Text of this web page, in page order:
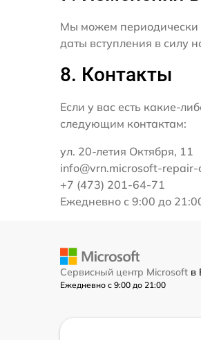
Мы можем периодически
даты вступления в силу
8. Контакты
Если у вас есть какие-
следующим контактам:
ул. 20-летия Октября, 11
info@vrn.microsoft-repair-
+7 (473) 201-64-71
Ежедневно с 9:00 до
Сервисный центр Microsoft в
Ежедневно с 9:00 до 21:00